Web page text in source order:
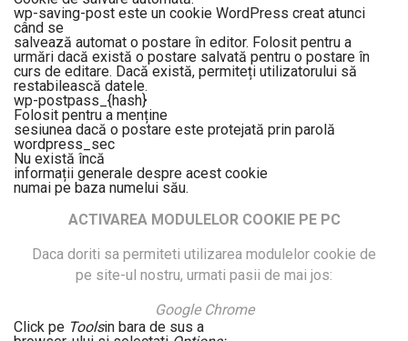
wp-saving-post este un cookie WordPress creat atunci
când se
salvează automat o postare în editor. Folosit pentru a
urmări dacă există o postare salvată pentru o postare în
curs de editare. Dacă există, permiteți utilizatorului să
restabilească datele.
wp-postpass_{hash}
Folosit pentru a menține
sesiunea dacă o postare este protejată prin parolă
wordpress_sec
Nu există încă
informații generale despre acest cookie
numai pe baza numelui său.
ACTIVAREA MODULELOR COOKIE PE PC
Daca doriti sa permiteti utilizarea modulelor cookie de
pe site-ul nostru, urmati pasii de mai jos:
Google Chrome
Click pe Toolsin bara de sus a